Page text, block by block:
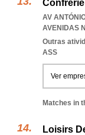
AV
AVENIDAS
Outras
ASS
Ver
Matches in
Loisirs